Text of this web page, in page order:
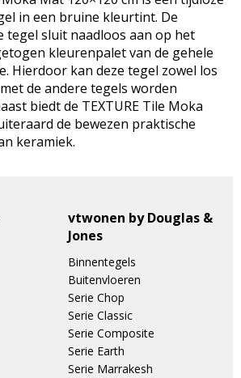
in een bruine kleurtint. De
tegel sluit naadloos aan op het
kleurenpalet van de gehele
Hierdoor kan deze tegel zowel los
de andere tegels worden
biedt de TEXTURE Tile Moka
de bewezen praktische
keramiek.
vtwonen by Douglas &
Jones
Binnentegels
Buitenvloeren
Serie Chop
Serie Classic
Serie Composite
Serie Earth
Serie Marrakesh